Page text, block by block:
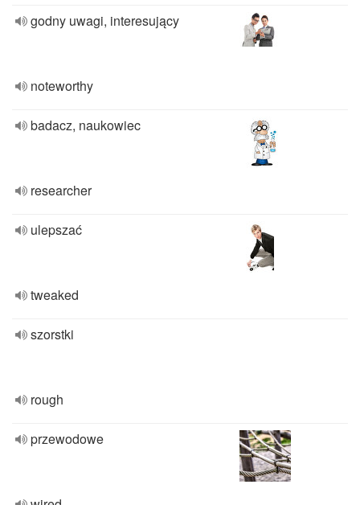
godny uwagi, interesujący
noteworthy
badacz, naukowiec
researcher
ulepszać
tweaked
szorstki
rough
przewodowe